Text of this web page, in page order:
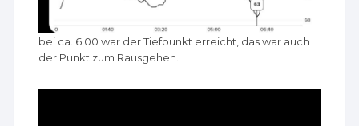
bei ca. 6:00 war der Tiefpunkt erreicht, das war auch
der Punkt zum Rausgehen.